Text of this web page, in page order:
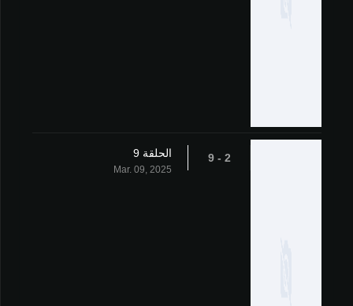
2 - 9 الحلقة 9
Mar. 09, 2025